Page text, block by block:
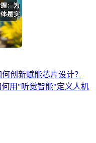
创新赋能芯片设计？
用"听觉智能"定义人机